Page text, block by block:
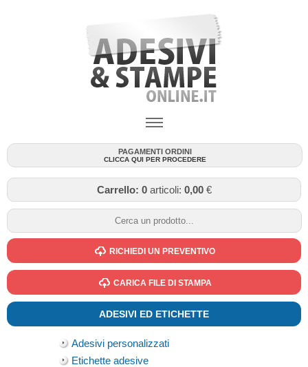
PAGAMENTI ORDINI
CLICCA QUI PER PROCEDERE
Carrello: 0articoli: 0,00€
RICHIEDI UN PREVENTIVO
CARICA FILE DI STAMPA
ADESIVI ED ETICHETTE
Adesivi personalizzati
Etichette adesive